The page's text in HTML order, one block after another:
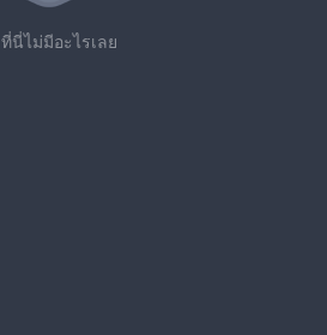
ที่นี่ไม่มีอะไรเลย